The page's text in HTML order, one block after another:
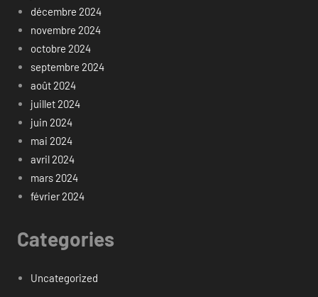
décembre 2024
novembre 2024
octobre 2024
septembre 2024
août 2024
juillet 2024
juin 2024
mai 2024
avril 2024
mars 2024
février 2024
Categories
Uncategorized